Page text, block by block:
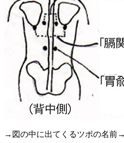
→図の中に出てくるツボの名前